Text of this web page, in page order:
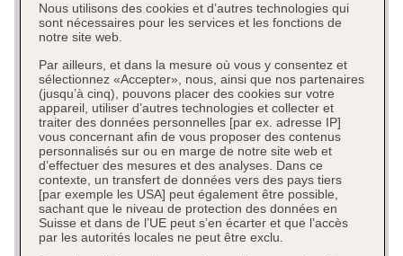
Nous utilisons des cookies et d’autres technologies qui
sont nécessaires pour les services et les fonctions de
notre site web.
Par ailleurs, et dans la mesure où vous y consentez et
sélectionnez «Accepter», nous, ainsi que nos partenaires
(jusqu’à cinq), pouvons placer des cookies sur votre
appareil, utiliser d’autres technologies et collecter et
traiter des données personnelles [par ex. adresse IP]
vous concernant afin de vous proposer des contenus
personnalisés sur ou en marge de notre site web et
d’effectuer des mesures et des analyses. Dans ce
contexte, un transfert de données vers des pays tiers
[par exemple les USA] peut également être possible,
sachant que le niveau de protection des données en
Suisse et dans de l’UE peut s’en écarter et que l’accès
par les autorités locales ne peut être exclu.